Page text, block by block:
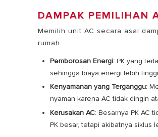
DAMPAK PEMILIHAN
Memilih unit AC secara asal
rumah.
Pemborosan Energi:PK yang
sehingga biaya energi lebih
Kenyamanan yang Terganggu:
nyaman karena AC tidak dingin
Kerusakan AC: Besarnya PK AC
PK besar, tetapi akibatnya siklus